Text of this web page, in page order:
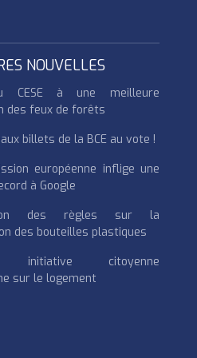
NOUVELLES
CESE à une meilleure
des feux de forêts
billets de la BCE au vote !
européenne inflige une
à Google
des règles sur la
des bouteilles plastiques
initiative citoyenne
sur le logement